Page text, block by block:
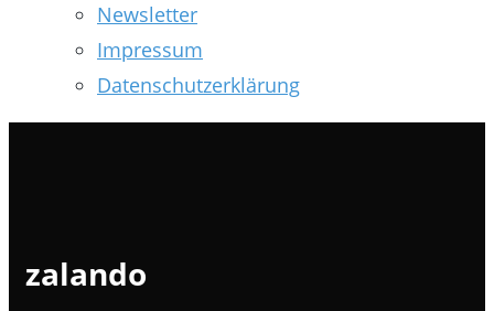
Newsletter
Impressum
Datenschutzerklärung
zalando